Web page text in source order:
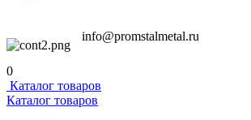
info@promstalmetal.ru
0
Каталог товаров
Каталог товаров